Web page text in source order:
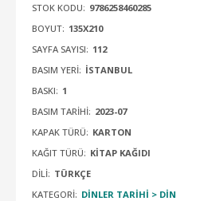
STOK KODU: 9786258460285
BOYUT: 135X210
SAYFA SAYISI: 112
BASIM YERI: İSTANBUL
BASKI: 1
BASIM TARIHI: 2023-07
KAPAK TÜRÜ: KARTON
KAĞIT TÜRÜ: KITAP KAĞIDI
DILI: TÜRKÇE
KATEGORI: DINLER TARIHI > DIN